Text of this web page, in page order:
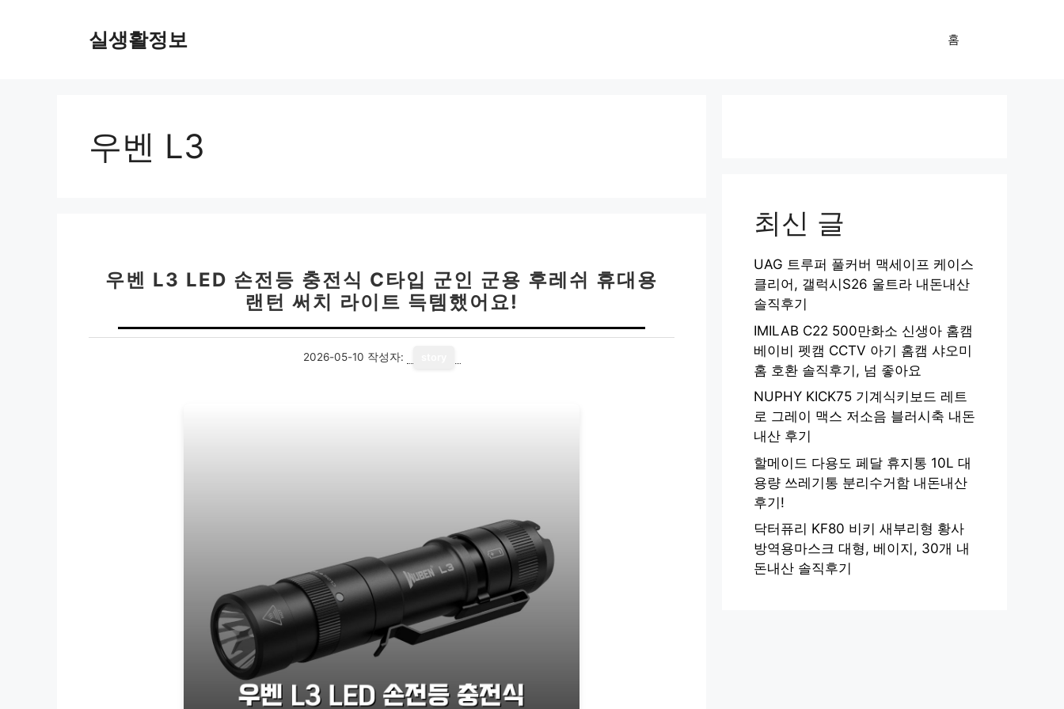
실생활정보 홈
우벤 L3
우벤 L3 LED 손전등 충전식 C타입 군인 군용 후레쉬 휴대용
랜턴 써치 라이트 득템했어요!
2026-05-10 작성자:
최신 글
UAG 트루퍼 풀커버 맥세이프 케이스
클리어, 갤럭시S26 울트라 내돈내산
솔직후기
IMILAB C22 500만화소 신생아 홈캠
베이비 펫캠 CCTV 아기 홈캠 샤오미
홈 호환 솔직후기, 넘 좋아요
NUPHY KICK75 기계식키보드 레트
로 그레이 맥스 저소음 블러시축 내돈
내산 후기
할메이드 다용도 페달 휴지통 10L 대
용량 쓰레기통 분리수거함 내돈내산
후기!
닥터퓨리 KF80 비키 새부리형 황사
방역용마스크 대형, 베이지, 30개 내
돈내산 솔직후기